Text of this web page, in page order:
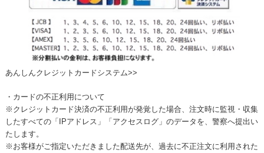
あんしんクレジットカードシステム>>
・カードの不正利用について
※クレジットカード決済の不正利用が発覚した場合、注文時に監視・収集
したすべての「IPアドレス」「アクセスログ」のデータを、警察へ提出い
たします。
※お客様がご指定いただきました配送先が、過去に不正注文に利用された